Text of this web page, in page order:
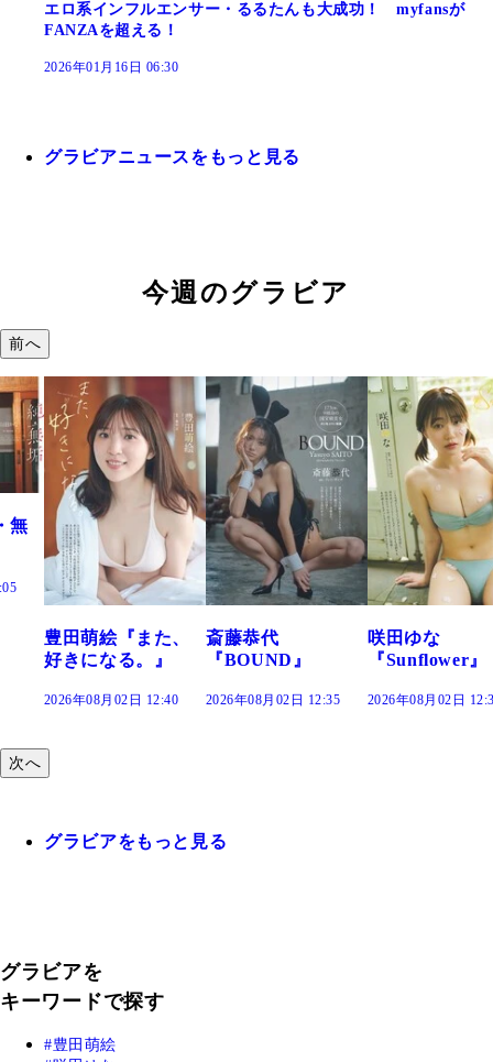
エロ系インフルエンサー・るるたんも大成功！ myfansが
FANZAを超える！
2026年01月16日 06:30
グラビアニュースをもっと見る
今週のグラビア
前へ
萌絵『また、
になる。』
年08月02日 12:40
斎藤恭代
『BOUND』
2026年08月02日 12:35
咲田ゆな
『Sunflower』
2026年08月02日 12:30
だ
次へ
グラビアをもっと見る
グラビアを
キーワードで探す
豊田萌絵